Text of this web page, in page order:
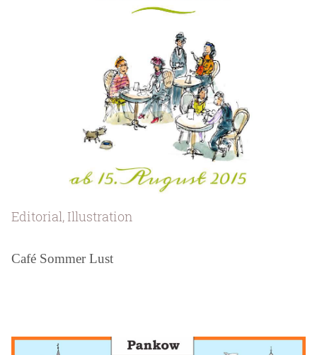
Editorial, Illustration
Café Sommer Lust